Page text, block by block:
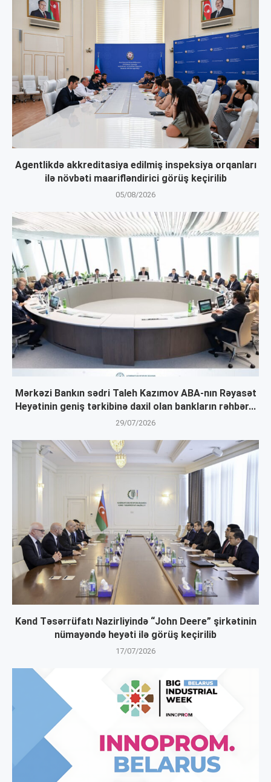
Agentlikdə akkreditasiya edilmiş inspeksiya orqanları
ilə növbəti maarifləndirici görüş keçirilib
05/08/2026
Mərkəzi Bankın sədri Taleh Kazımov ABA-nın Rəyasət
Heyətinin geniş tərkibinə daxil olan bankların rəhbər...
29/07/2026
Kənd Təsərrüfatı Nazirliyində “John Deere” şirkətinin
nümayəndə heyəti ilə görüş keçirilib
17/07/2026